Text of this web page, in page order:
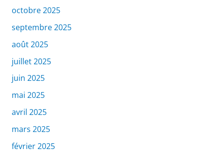
octobre 2025
septembre 2025
août 2025
juillet 2025
juin 2025
mai 2025
avril 2025
mars 2025
février 2025